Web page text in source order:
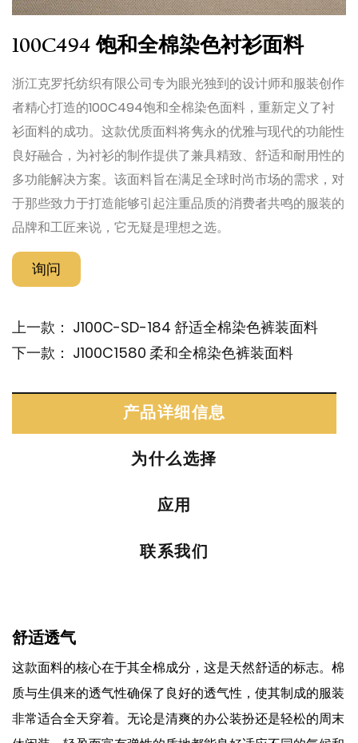
100C494 饱和全棉染色衬衫面料
浙江克罗托纺织有限公司专为眼光独到的设计师和服装创作
者精心打造的100C494饱和全棉染色面料，重新定义了衬
衫面料的成功。这款优质面料将隽永的优雅与现代的功能性
良好融合，为衬衫的制作提供了兼具精致、舒适和耐用性的
多功能解决方案。该面料旨在满足全球时尚市场的需求，对
于那些致力于打造能够引起注重品质的消费者共鸣的服装的
品牌和工匠来说，它无疑是理想之选。
询问
上一款： J100C-SD-184 舒适全棉染色裤装面料
下一款： J100C1580 柔和全棉染色裤装面料
产品详细信息
为什么选择
应用
联系我们
舒适透气
这款面料的核心在于其全棉成分，这是天然舒适的标志。棉
质与生俱来的透气性确保了良好的透气性，使其制成的服装
非常适合全天穿着。无论是清爽的办公装扮还是轻松的周末